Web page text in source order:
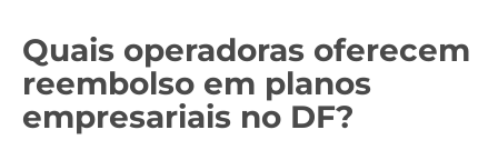
Quais operadoras oferecem
reembolso em planos
empresariais no DF?